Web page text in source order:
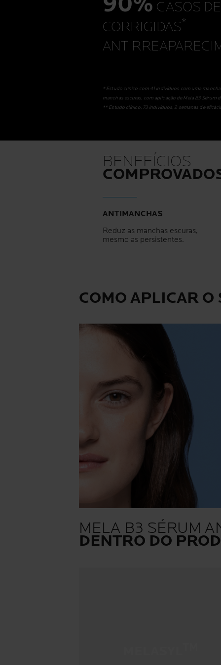
CASOS
CORRIGIDAS*
* Estudo clínico com 41 indivíduos com uma
manchas escuras, com aplicação de Mela B3 Sérum
** Estudo clínico, 73 indivíduos, 2 semanas de
BENEFÍCIOS
ANTIMANCHAS
Reduz as manchas escuras,
mesmo as persistentes.
COMO APLICAR
MELA B3 SÉRUM
DENTRO DO